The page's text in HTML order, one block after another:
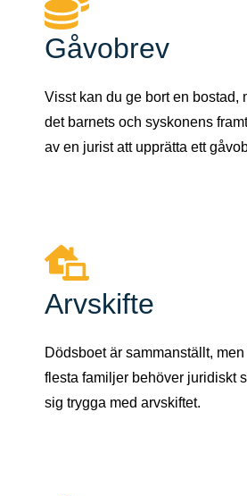
Gåvobrev
Visst kan du ge bort en bostad,
det barnets och syskonens
av en jurist att upprätta ett
Arvskifte
Dödsboet är sammanställt,
flesta familjer behöver juridiskt
sig trygga med arvskiftet.